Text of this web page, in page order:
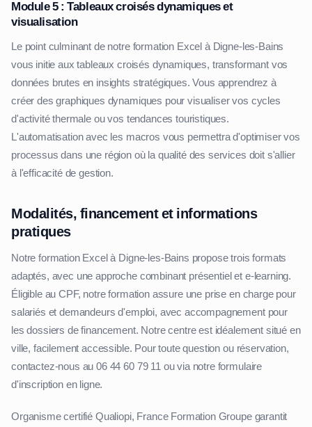
Module 5 : Tableaux croisés dynamiques et
visualisation
Le point culminant de notre formation Excel à Digne-les-Bains
vous initie aux tableaux croisés dynamiques, transformant vos
données brutes en insights stratégiques. Vous apprendrez à
créer des graphiques dynamiques pour visualiser vos cycles
d'activité thermale ou vos tendances touristiques.
L'automatisation avec les macros vous permettra d'optimiser vos
processus dans une région où la qualité des services doit s'allier
à l'efficacité de gestion.
Modalités, financement et informations
pratiques
Notre formation Excel à Digne-les-Bains propose trois formats
adaptés, avec une approche combinant présentiel et e-learning.
Éligible au CPF, notre formation assure une prise en charge pour
salariés et demandeurs d'emploi, avec accompagnement pour
les dossiers de financement. Notre centre est idéalement situé en
ville, facilement accessible. Pour toute question ou réservation,
contactez-nous au 06 44 60 79 11 ou via notre formulaire
d'inscription en ligne.
Organisme certifié Qualiopi, France Formation Groupe garantit